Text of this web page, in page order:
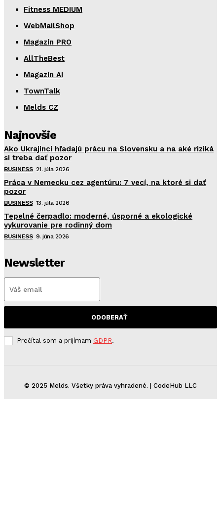
Fitness MEDIUM
WebMailShop
Magazín PRO
AllTheBest
Magazín AI
TownTalk
Melds CZ
Najnovšie
Ako Ukrajinci hľadajú prácu na Slovensku a na aké riziká
si treba dať pozor
BUSINESS 21. júla 2026
Práca v Nemecku cez agentúru: 7 vecí, na ktoré si dať
pozor
BUSINESS 13. júla 2026
Tepelné čerpadlo: moderné, úsporné a ekologické
vykurovanie pre rodinný dom
BUSINESS 9. júna 2026
Newsletter
ODOBERAŤ
Prečítal som a prijímam GDPR.
© 2025 Melds. Všetky práva vyhradené. | CodeHub LLC